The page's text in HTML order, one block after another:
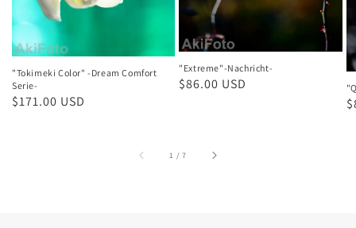
"Tokimeki Color" -Dream Comfort
Serie-
Normaler
$171.00 USD
"Extreme"-Nachricht-
Normaler
$86.00 USD
1 /von
7